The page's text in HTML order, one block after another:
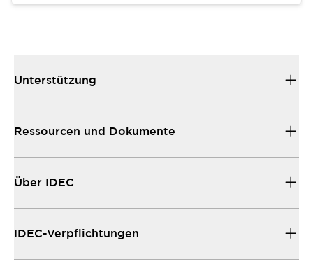
Unterstützung
Ressourcen und Dokumente
Über IDEC
IDEC-Verpflichtungen